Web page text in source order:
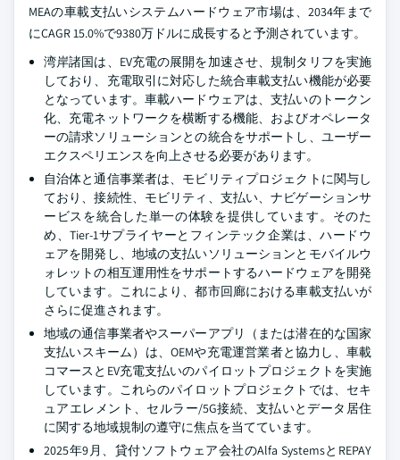
MEAの車載支払いシステムハードウェア市場は、2034年まで
にCAGR 15.0%で9380万ドルに成長すると予測されています。
湾岸諸国は、EV充電の展開を加速させ、規制タリフを実施
しており、充電取引に対応した統合車載支払い機能が必要
となっています。車載ハードウェアは、支払いのトークン
化、充電ネットワークを横断する機能、およびオペレータ
ーの請求ソリューションとの統合をサポートし、ユーザー
エクスペリエンスを向上させる必要があります。
自治体と通信事業者は、モビリティプロジェクトに関与し
ており、接続性、モビリティ、支払い、ナビゲーションサ
ービスを統合した単一の体験を提供しています。そのた
め、Tier-1サプライヤーとフィンテック企業は、ハードウ
ェアを開発し、地域の支払いソリューションとモバイルウ
ォレットの相互運用性をサポートするハードウェアを開発
しています。これにより、都市回廊における車載支払いが
さらに促進されます。
地域の通信事業者やスーパーアプリ（または潜在的な国家
支払いスキーム）は、OEMや充電運営業者と協力し、車載
コマースとEV充電支払いのパイロットプロジェクトを実施
しています。これらのパイロットプロジェクトでは、セキ
ュアエレメント、セルラー/5G接続、支払いとデータ居住
に関する地域規制の遵守に焦点を当てています。
2025年9月、貸付ソフトウェア会社のAlfa SystemsとREPAY